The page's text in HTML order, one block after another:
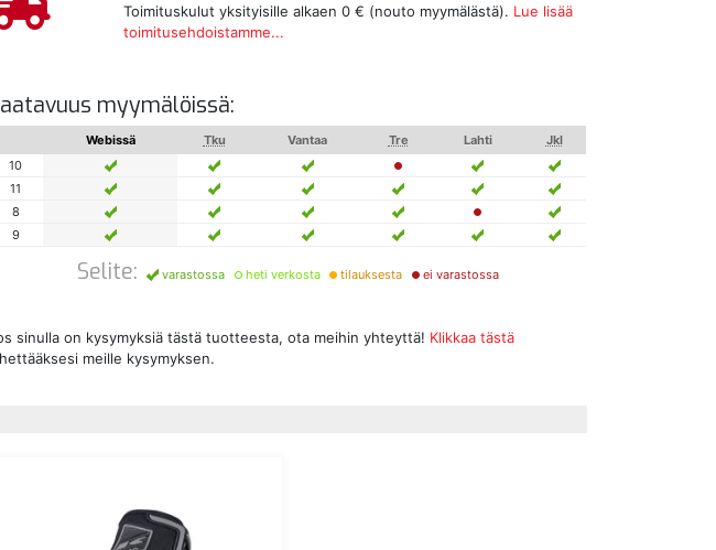
Toimituskulut yksityisille alkaen 0 € (nouto myymälästä). Lue lisää
toimitusehdoistamme...
myymälöissä:
Webissä Tku Vantaa Tre Lahti
Jkl
10
11
8
9
Selite: varastossa heti verkosta tilauksesta ei varastossa
sinulla on kysymyksiä tästä tuotteesta, ota meihin yhteyttä! Klikkaa tästä
meille kysymyksen.